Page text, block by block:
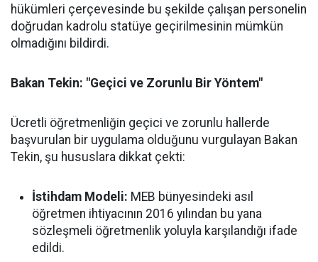
hükümleri çerçevesinde bu şekilde çalışan personelin
doğrudan kadrolu statüye geçirilmesinin mümkün
olmadığını bildirdi.
Bakan Tekin: "Geçici ve Zorunlu Bir Yöntem"
Ücretli öğretmenliğin geçici ve zorunlu hallerde
başvurulan bir uygulama olduğunu vurgulayan Bakan
Tekin, şu hususlara dikkat çekti:
İstihdam Modeli: MEB bünyesindeki asıl
öğretmen ihtiyacının 2016 yılından bu yana
sözleşmeli öğretmenlik yoluyla karşılandığı ifade
edildi.